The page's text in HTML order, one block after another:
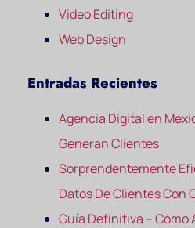
Video Editing
Web Design
Entradas Recientes
Agencia Digital en
Generan Clientes
Sorprendentemente
Datos De Clientes Con
Guía Definitiva – Cómo